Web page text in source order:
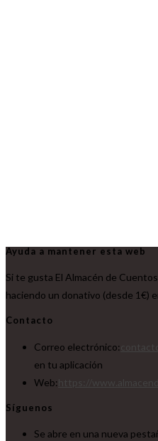
Ayuda a mantener esta web
Si te gusta El Almacén de
haciendo un donativo (desde 1€)
Contacto
Correo electrónico:
en tu aplicación
Web:
Síguenos
Se abre en una nueva